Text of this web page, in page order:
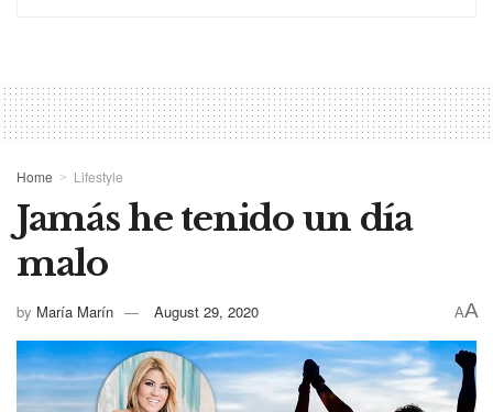
Home Lifestyle
Jamás he tenido un día
malo
by María Marín August 29, 2020 AA